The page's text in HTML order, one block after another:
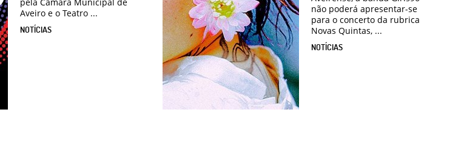
Aveiro e o Teatro ...
NOTÍCIAS
não poderá apresentar-se
para o concerto da rubrica
Novas Quintas, ...
NOTÍCIAS